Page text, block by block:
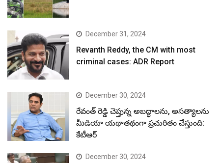
December 31, 2024
Revanth Reddy, the CM with most
criminal cases: ADR Report
December 30, 2024
రేవంత్ రెడ్డి చెప్తున్న అబద్ధాలను, అసత్యాలను
మీడియా యథాతథంగా ప్రచురితం చేస్తుంది:
కేటీఆర్
December 30, 2024